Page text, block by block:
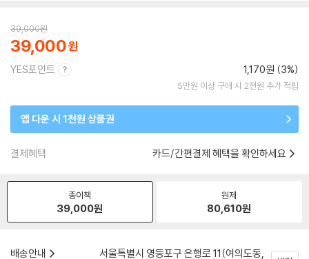
39,000원
39,000
YES포인트 1,170원 (3%)
5만원 이상 구매 시 2천원 추가 적립
앱 다운 시 1천원 상품권
결제혜택 카드/간편결제 혜택을 확인하세요
종이책
39,000원
원제
80,610원
배송안내
서울특별시 영등포구 은행로 11(여의도동,